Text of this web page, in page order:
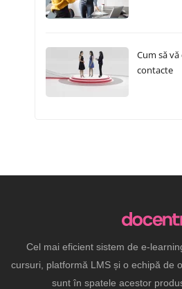
Cum să
contacte
Cel mai eficient sistem de e-
cursuri, platformă LMS și o echipă de
sunt în spatele acestor